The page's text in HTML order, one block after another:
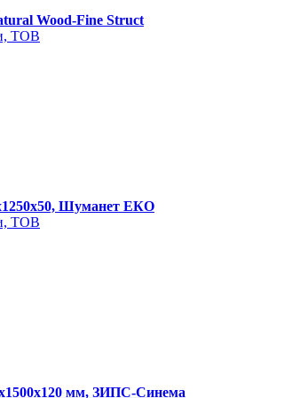
Wood-Fine Struct
ТОВ
Шуманет ЕКО
ТОВ
мм, ЗИПС-Синема